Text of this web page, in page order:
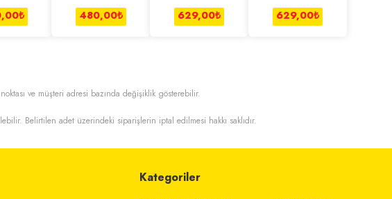
₺
480,00₺
Gr
629,00₺
Gr
629,00₺
noktası ve müşteri adresi bazında değişiklik gösterebilir.
Belirtilen adet üzerindeki siparişlerin iptal edilmesi hakkı saklıdır.
Kategoriler